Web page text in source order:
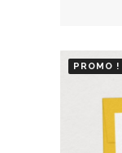
PROMO !